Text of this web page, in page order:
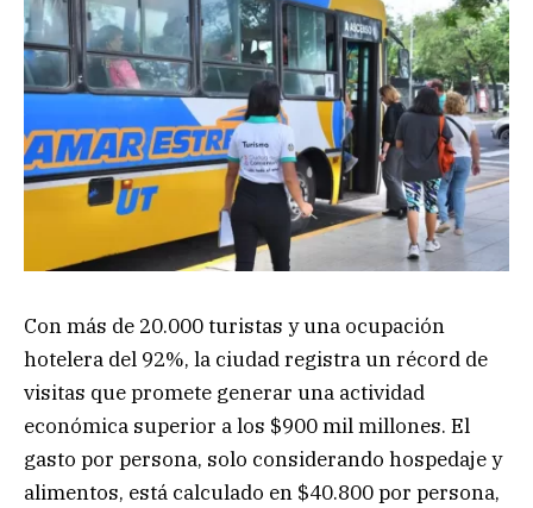
Con más de 20.000 turistas y una ocupación
hotelera del 92%, la ciudad registra un récord de
visitas que promete generar una actividad
económica superior a los $900 mil millones. El
gasto por persona, solo considerando hospedaje y
alimentos, está calculado en $40.800 por persona,